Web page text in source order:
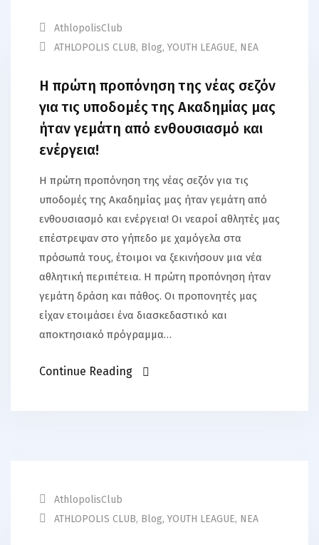
AthlopolisClub
ATHLOPOLIS CLUB, Blog, YOUTH LEAGUE, ΝΕΑ
Η πρώτη προπόνηση της νέας σεζόν
για τις υποδομές της Ακαδημίας μας
ήταν γεμάτη από ενθουσιασμό και
ενέργεια!
Η πρώτη προπόνηση της νέας σεζόν για τις
υποδομές της Ακαδημίας μας ήταν γεμάτη από
ενθουσιασμό και ενέργεια! Οι νεαροί αθλητές μας
επέστρεψαν στο γήπεδο με χαμόγελα στα
πρόσωπά τους, έτοιμοι να ξεκινήσουν μια νέα
αθλητική περιπέτεια. Η πρώτη προπόνηση ήταν
γεμάτη δράση και πάθος. Οι προπονητές μας
είχαν ετοιμάσει ένα διασκεδαστικό και
αποκτησιακό πρόγραμμα…
Continue Reading
AthlopolisClub
ATHLOPOLIS CLUB, Blog, YOUTH LEAGUE, ΝΕΑ